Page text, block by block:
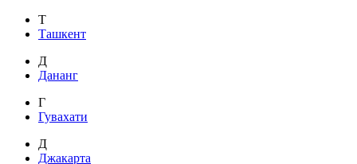
Т
Ташкент
Д
Дананг
Г
Гувахати
Д
Джакарта